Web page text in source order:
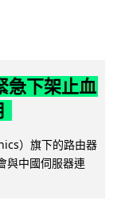
急下架止血
）旗下的路由器
與中國伺服器連